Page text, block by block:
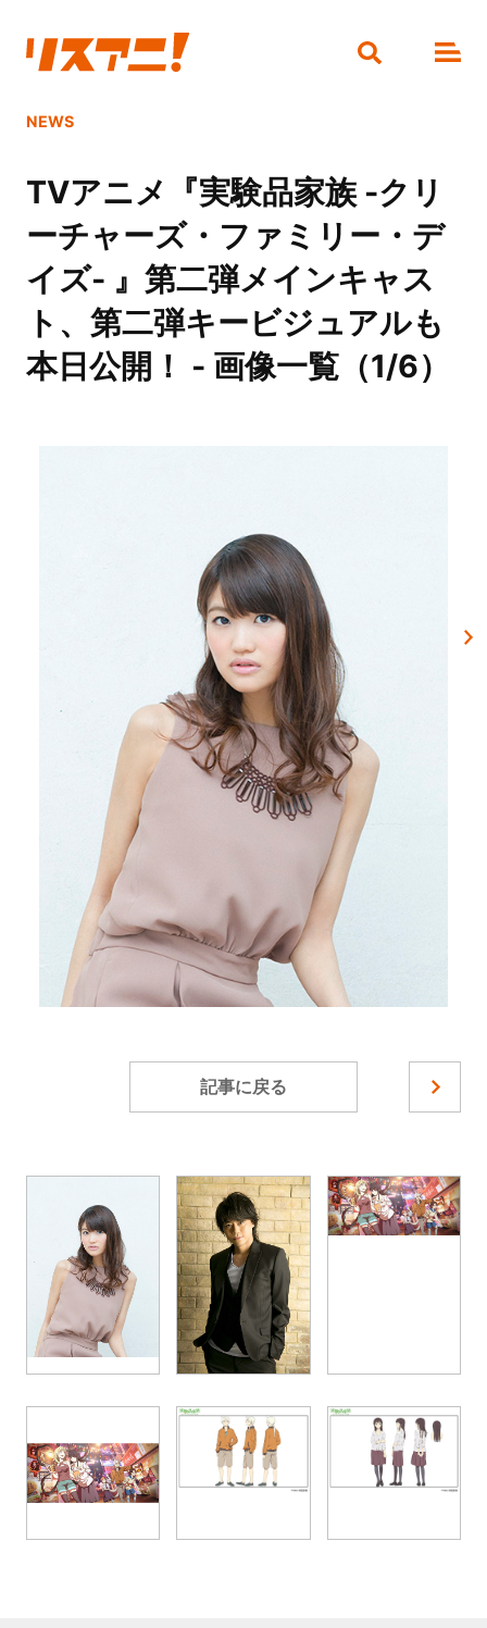
NEWS
TVアニメ『実験品家族 -クリ
ーチャーズ・ファミリー・デ
イズ- 』第二弾メインキャス
ト、第二弾キービジュアルも
本日公開！ - 画像一覧（1/6）
記事に戻る